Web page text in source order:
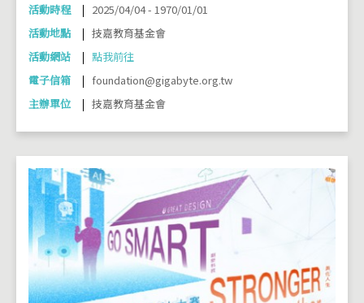
活動時程
2025/04/04 - 1970/01/01
活動地點
技嘉教育基金會
活動網站
點我前往
電子信箱
foundation@gigabyte.org.tw
主辦單位
技嘉教育基金會